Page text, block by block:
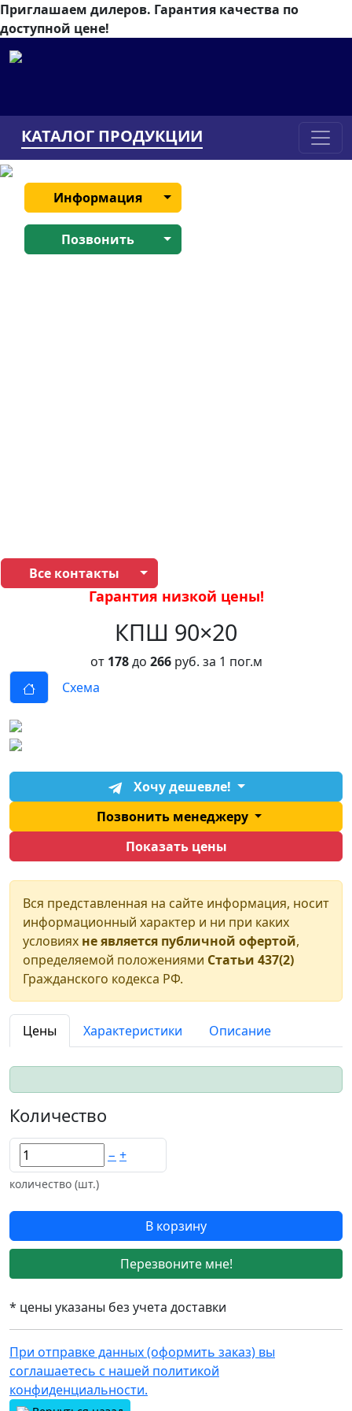
Приглашаем дилеров. Гарантия качества по
доступной цене!
КАТАЛОГ ПРОДУКЦИИ
Информация
Позвонить
Все контакты
Гарантия низкой цены!
КПШ 90×20
от 178до 266руб. за 1 пог.м
Схема
Хочу дешевле!
Позвонить менеджеру
Показать цены
Вся представленная на сайте информация, носит
информационный характер и ни при каких
условиях не является публичной офертой,
определяемой положениями Статьи 437(2)
Гражданского кодекса РФ.
Цены Характеристики Описание
Количество
− +
количество (шт.)
В корзину
Перезвоните мне!
* цены указаны без учета доставки
При отправке данных (оформить заказ) вы
соглашаетесь с нашей политикой
конфиденциальности.